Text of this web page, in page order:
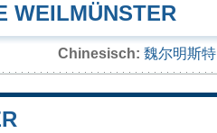
WEILMÜNSTER
Chinesisch: 魏尔明斯特